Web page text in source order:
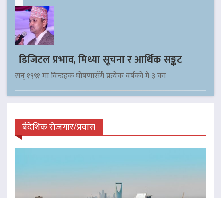
डिजिटल प्रभाव, मिथ्या सूचना र आर्थिक सङ्कट
सन् १९९१ मा विन्डहक घोषणासँगै प्रत्येक वर्षको मे ३ का
बैदेशिक रोजगार/प्रवास